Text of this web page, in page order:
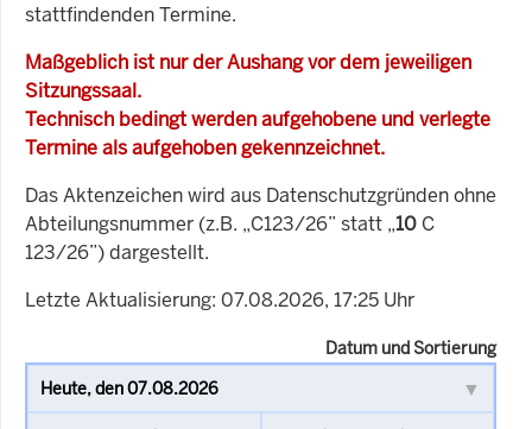
stattfindenden Termine.
Maßgeblich ist nur der Aushang vor dem jeweiligen
Sitzungssaal.
Technisch bedingt werden aufgehobene und verlegte
Termine als aufgehoben gekennzeichnet.
Das Aktenzeichen wird aus Datenschutzgründen ohne
Abteilungsnummer (z.B. „C123/26” statt „10 C
123/26”) dargestellt.
Letzte Aktualisierung: 07.08.2026, 17:25 Uhr
Datum und Sortierung